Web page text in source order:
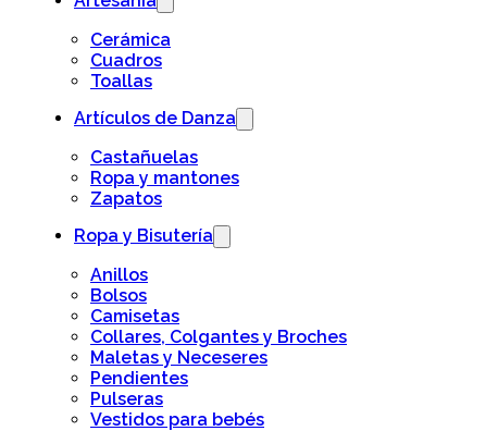
Cerámica
Cuadros
Toallas
Artículos de Danza
Castañuelas
Ropa y mantones
Zapatos
Ropa y Bisutería
Anillos
Bolsos
Camisetas
Collares, Colgantes y Broches
Maletas y Neceseres
Pendientes
Pulseras
Vestidos para bebés